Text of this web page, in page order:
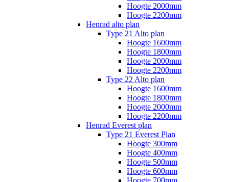
Hoogte 2000mm
Hoogte 2200mm
Henrad alto plan
Type 21 Alto plan
Hoogte 1600mm
Hoogte 1800mm
Hoogte 2000mm
Hoogte 2200mm
Type 22 Alto plan
Hoogte 1600mm
Hoogte 1800mm
Hoogte 2000mm
Hoogte 2200mm
Henrad Everest plan
Type 21 Everest Plan
Hoogte 300mm
Hoogte 400mm
Hoogte 500mm
Hoogte 600mm
Hoogte 700mm